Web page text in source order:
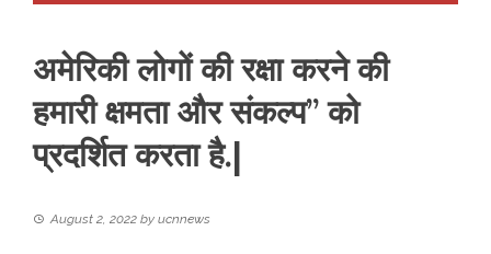
अमेरिकी लोगों की रक्षा करने की
हमारी क्षमता और संकल्प” को
प्रदर्शित करता है.|
August 2, 2022 by ucnnews